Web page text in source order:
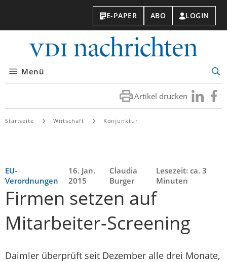
E-PAPER ABO LOGIN
Menü
Artikel drucken Besuchen
Sie
Sie
Startseite Wirtschaft Konjunktur
EU-
Verordnungen
16. Jan.
2015
Claudia
Burger
Lesezeit: ca. 3
Minuten
Firmen setzen auf
Mitarbeiter-Screening
Daimler überprüft seit Dezember alle drei Monate,